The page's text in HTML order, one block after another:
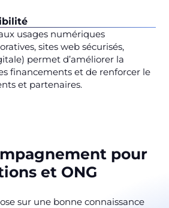
usages numériques
sites web sécurisés,
permet d’améliorer la
financements et de renforcer le
et partenaires.
pour
et ONG
sur une bonne connaissance